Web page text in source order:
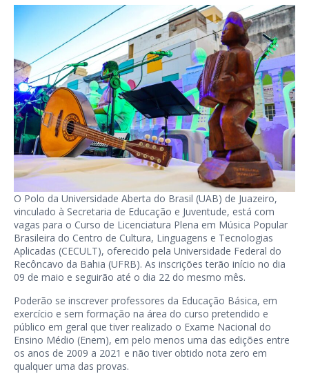
O Polo da Universidade Aberta do Brasil (UAB) de Juazeiro,
vinculado à Secretaria de Educação e Juventude, está com
vagas para o Curso de Licenciatura Plena em Música Popular
Brasileira do Centro de Cultura, Linguagens e Tecnologias
Aplicadas (CECULT), oferecido pela Universidade Federal do
Recôncavo da Bahia (UFRB). As inscrições terão início no dia
09 de maio e seguirão até o dia 22 do mesmo mês.
Poderão se inscrever professores da Educação Básica, em
exercício e sem formação na área do curso pretendido e
público em geral que tiver realizado o Exame Nacional do
Ensino Médio (Enem), em pelo menos uma das edições entre
os anos de 2009 a 2021 e não tiver obtido nota zero em
qualquer uma das provas.